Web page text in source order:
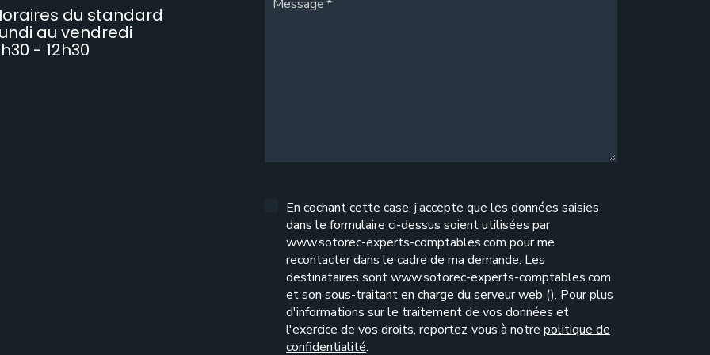
du standard
au vendredi
- 12h30
Message
En cochant cette case, j’accepte que les données saisies
dans le formulaire ci-dessus soient utilisées par
www.sotorec-experts-comptables.com pour me
recontacter dans le cadre de ma demande. Les
destinataires sont www.sotorec-experts-comptables.com
et son sous-traitant en charge du serveur web (). Pour plus
d'informations sur le traitement de vos données et
l'exercice de vos droits, reportez-vous à notre politique de
confidentialité.